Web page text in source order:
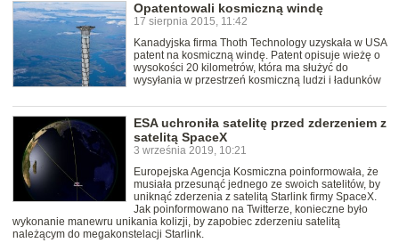
Opatentowali kosmiczną windę
17 sierpnia 2015, 11:42
Kanadyjska firma Thoth Technology uzyskała w USA
patent na kosmiczną windę. Patent opisuje wieżę o
wysokości 20 kilometrów, która ma służyć do
wysyłania w przestrzeń kosmiczną ludzi i ładunków
ESA uchroniła satelitę przed zderzeniem z
satelitą SpaceX
3 września 2019, 10:21
Europejska Agencja Kosmiczna poinformowała, że
musiała przesunąć jednego ze swoich satelitów, by
uniknąć zderzenia z satelitą Starlink firmy SpaceX.
Jak poinformowano na Twitterze, konieczne było
wykonanie manewru unikania kolizji, by zapobiec zderzeniu satelitą
należącym do megakonstelacji Starlink.